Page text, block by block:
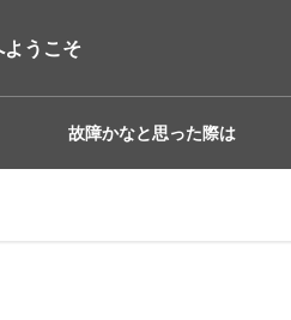
ようこそ
故障かなと思った際は